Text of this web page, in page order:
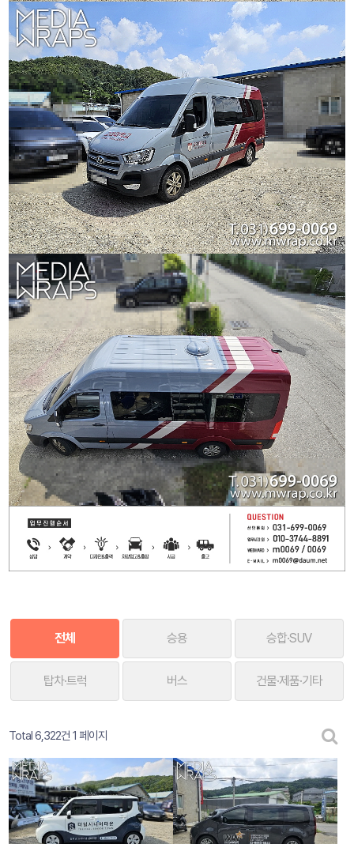
전체 승용 승합·SUV
탑차·트럭 버스 건물·제품·기타
Total 6,322건 1 페이지